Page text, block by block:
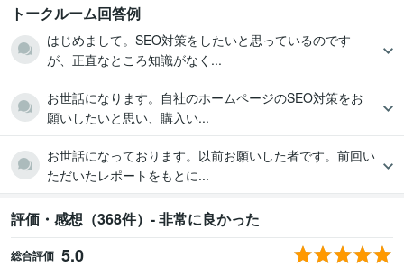
トークルーム回答例
はじめまして。SEO対策をしたいと思っているのです
が、正直なところ知識がなく...
お世話になります。自社のホームページのSEO対策をお
願いしたいと思い、購入い...
お世話になっております。以前お願いした者です。前回い
ただいたレポートをもとに...
評価・感想（368件）- 非常に良かった
総合評価 5.0